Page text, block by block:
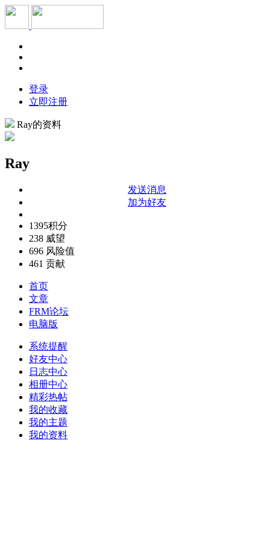
登录
立即注册
Ray的资料
Ray
发送消息
加为好友
1395积分
238 威望
696 风险值
461 贡献
首页
文章
FRM论坛
电脑版
系统提醒
好友中心
日志中心
相册中心
精彩热帖
我的收藏
我的主题
我的资料